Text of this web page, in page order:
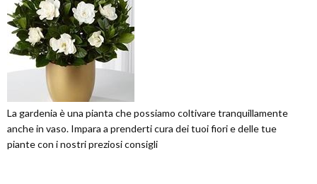
La gardenia è una pianta che possiamo coltivare tranquillamente
anche in vaso. Impara a prenderti cura dei tuoi fiori e delle tue
piante con i nostri preziosi consigli